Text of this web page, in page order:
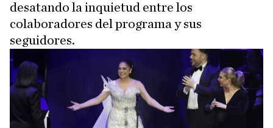
desatando la inquietud entre los
colaboradores del programa y sus
seguidores.